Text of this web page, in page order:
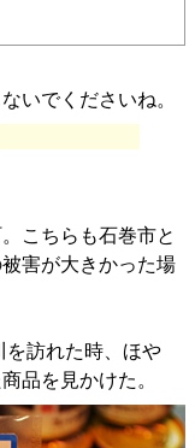
いでくださいね。
こちらも石巻市と
害が大きかった場
を訪れた時、ほや
品を見かけた。